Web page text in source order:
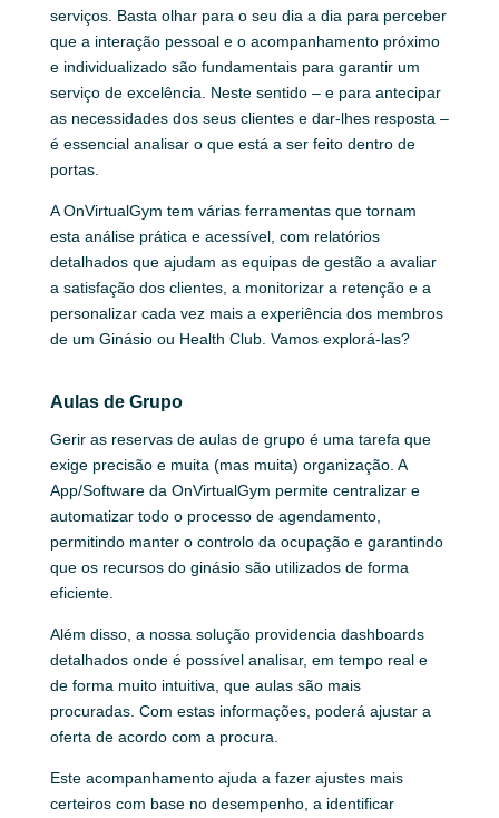
serviços. Basta olhar para o seu dia a dia para perceber
que a interação pessoal e o acompanhamento próximo
e individualizado são fundamentais para garantir um
serviço de excelência. Neste sentido – e para antecipar
as necessidades dos seus clientes e dar-lhes resposta –
é essencial analisar o que está a ser feito dentro de
portas.
A OnVirtualGym tem várias ferramentas que tornam
esta análise prática e acessível, com relatórios
detalhados que ajudam as equipas de gestão a avaliar
a satisfação dos clientes, a monitorizar a retenção e a
personalizar cada vez mais a experiência dos membros
de um Ginásio ou Health Club. Vamos explorá-las?
Aulas de Grupo
Gerir as reservas de aulas de grupo é uma tarefa que
exige precisão e muita (mas muita) organização. A
App/Software da OnVirtualGym permite centralizar e
automatizar todo o processo de agendamento,
permitindo manter o controlo da ocupação e garantindo
que os recursos do ginásio são utilizados de forma
eficiente.
Além disso, a nossa solução providencia dashboards
detalhados onde é possível analisar, em tempo real e
de forma muito intuitiva, que aulas são mais
procuradas. Com estas informações, poderá ajustar a
oferta de acordo com a procura.
Este acompanhamento ajuda a fazer ajustes mais
certeiros com base no desempenho, a identificar